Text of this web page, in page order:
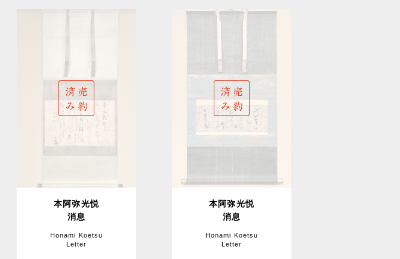
本阿弥光悦
消息
Honami Koetsu
Letter
本阿弥光悦
消息
Honami Koetsu
Letter